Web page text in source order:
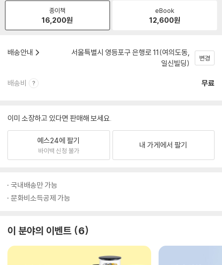
종이책
16,200원
eBook
12,600원
배송안내
서울특별시 영등포구 은행로 11(여의도동,
일신빌딩)
변경
배송비 무료
이미 소장하고 있다면 판매해 보세요.
예스24에 팔기
바이백 신청 불가
내 가게에서 팔기
국내배송만 가능
문화비소득공제 가능
이 분야의 이벤트 6